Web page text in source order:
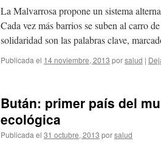
La Malvarrosa propone un sistema
Cada vez más barrios se suben al carro
solidaridad son las palabras clave,
Publicada el 14 noviembre, 2013 porsalud |
Bután: primer país del
ecológica
Publicada el 31 octubre, 2013 porsalud